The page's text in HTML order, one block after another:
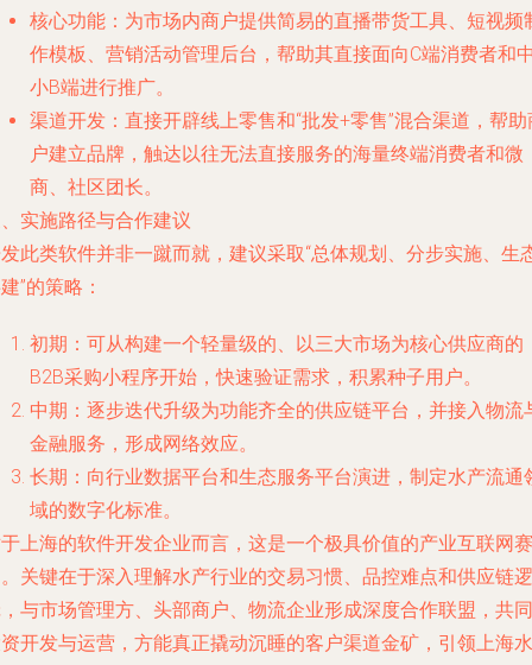
核心功能 ：为市场内商户提供简易的直播带货工具、短视频
作模板、营销活动管理后台，帮助其直接面向C端消费者和
小B端进行推广。
渠道开发 ：直接开辟线上零售和“批发+零售”混合渠道，帮助
户建立品牌，触达以往无法直接服务的海量终端消费者和微
商、社区团长。
实施路径与合作建议
此类软件并非一蹴而就，建议采取“总体规划、分步实施、生
”的策略：
初期 ：可从构建一个轻量级的、以三大市场为核心供应商的
B2B采购小程序开始，快速验证需求，积累种子用户。
中期 ：逐步迭代升级为功能齐全的供应链平台，并接入物流
金融服务，形成网络效应。
长期 ：向行业数据平台和生态服务平台演进，制定水产流通
域的数字化标准。
上海的软件开发企业而言，这是一个极具价值的产业互联网赛
关键在于深入理解水产行业的交易习惯、品控难点和供应链逻
与市场管理方、头部商户、物流企业形成深度合作联盟，共同
开发与运营，方能真正撬动沉睡的客户渠道金矿，引领上海水